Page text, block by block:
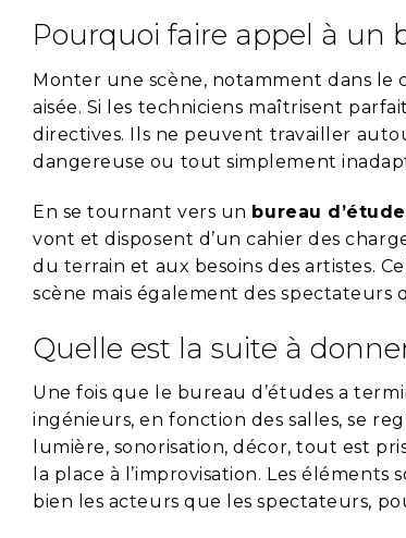
Pourquoi faire appel à un
Monter une scène, notamment dans le
aisée. Si les techniciens maîtrisent
directives. Ils ne peuvent travailler
dangereuse ou tout simplement
En se tournant vers un bureau
vont et disposent d’un cahier des
du terrain et aux besoins des artistes.
scène mais également des
Quelle est la suite à
Une fois que le bureau d’études a
ingénieurs, en fonction des salles, se
lumière, sonorisation, décor, tout est
la place à l’improvisation. Les
bien les acteurs que les spectateurs,